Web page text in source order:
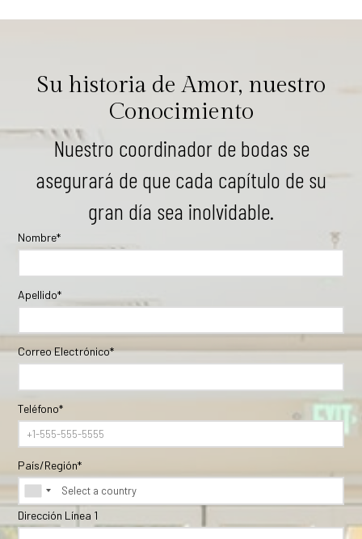
Su historia de Amor, nuestro
Conocimiento
Nuestro coordinador de bodas se
asegurará de que cada capítulo de su
gran día sea inolvidable.
Nombre*
Apellido*
Correo Electrónico*
Teléfono*
País/Región*
Dirección Línea 1